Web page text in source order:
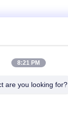
8:21 PM
are you looking for?